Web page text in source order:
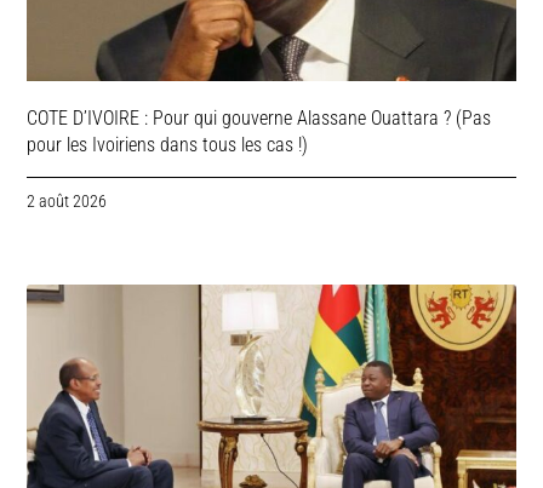
COTE D’IVOIRE : Pour qui gouverne Alassane Ouattara ? (Pas
pour les Ivoiriens dans tous les cas !)
2 août 2026